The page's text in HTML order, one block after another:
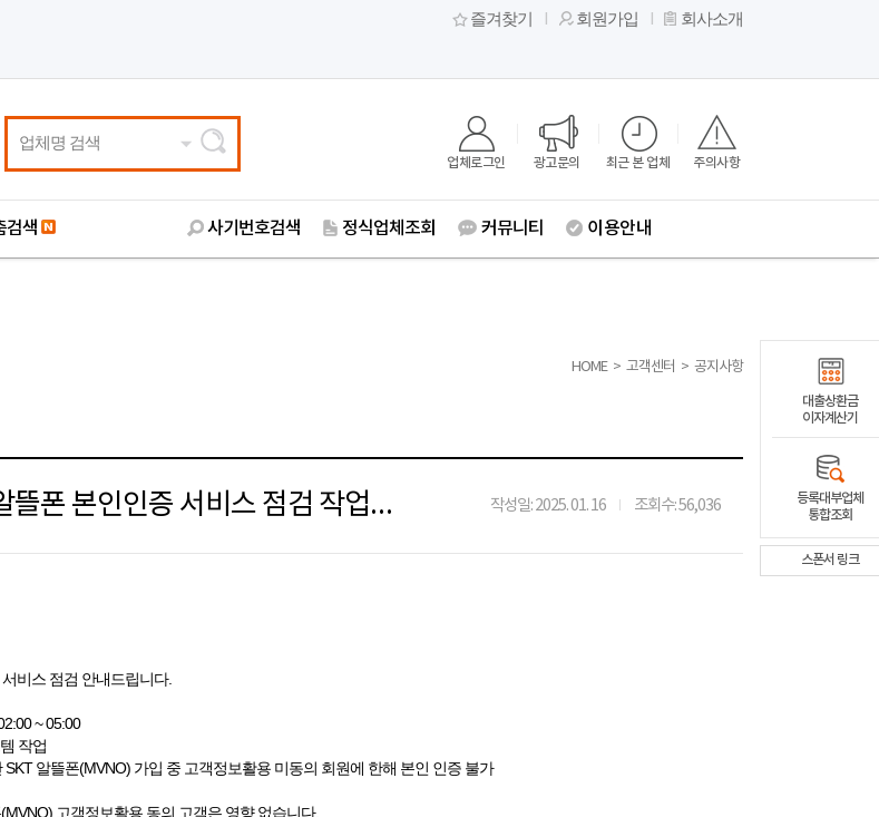
즐겨찾기 회원가입 회사소개
업체명 검색
업체로그인 광고문의 최근 본 업체 주의사항
검색 사기번호검색 정식업체조회 커뮤니티 이용안내
HOME > 고객센터 > 공지사항
1/19(일) SKT 알뜰폰 본인인증 서비스 점검 작업안내 작성일: 2025. 01. 16 조회수: 56,036
비스 점검 안내드립니다.
~ 05:00
작업
알뜰폰(MVNO) 가입 중 고객정보활용 미동의 회원에 한해 본인 인증 불가
고객정보활용 동의 고객은 영향 없습니다.
대출상환금
이자계산기
등록대부업체
통합조회
스폰서 링크